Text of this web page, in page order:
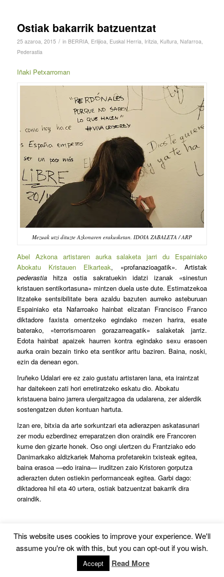
Ostiak bakarrik batzuentzat
25 azaroa, 2015 / in BERRIA, Erlijioa Euskal Herria Iritzia Kultura Nafarroa
Pederastia
Iñaki Petxarroman
Mezuak utzi dituzte Azkonaren erakusketan. IDOIA ZABALETA / ARP
Abel Azkona artistaren aurka salaketa jarri du Espainiako
Abokatu Kristauen Elkarteak, «profanazioagatik». Artistak
pederastiahitza ostia sakratuekin idatzi izanak «sinestun
kristauen sentikortasuna» mintzen duela uste dute. Estimatzekoa
litzateke sentsibilitate bera azaldu bazuten aurreko asteburuan
Espainiako eta Nafarroako hainbat elizatan Francisco Franco
diktadore faxista omentzeko egindako mezen harira, esate
baterako, «terrorismoaren gorazarreagatik» salaketak jarriz.
Edota hainbat apaizek haurren kontra egindako sexu erasoen
aurka orain bezain tinko eta sentikor aritu baziren. Baina, noski,
ezin da denean egon.
Iruñeko Udalari ere ez zaio gustatu artistaren lana, eta iraintzat
har daitekeen zati hori erretiratzeko eskatu dio. Abokatu
kristauena baino jarrera ulergaitzagoa da udalarena, zer alderdik
sostengatzen duten kontuan hartuta.
Izan ere, bitxia da arte sorkuntzari eta adierazpen askatasunari
zer modu ezberdinez erreparatzen dion oraindik ere Francoren
kume den gizarte honek. Oso ongi ulertzen du Frantziako edo
Danimarkako aldizkariek Mahoma profetarekin txisteak egitea,
baina erasoa —edo iraina— iruditzen zaio Kristoren gorputza
adierazten duten ostiekin performanceak egitea. Garbi dago:
diktadorea hil eta 40 urtera, ostiak batzuentzat bakarrik dira
oraindik.
Page 3 of 7
‹ 1 2 3 4 5
This website uses cookies to improve your experience. We'll
assume you're ok with this, but you can opt-out if you wish.
Accept Read More